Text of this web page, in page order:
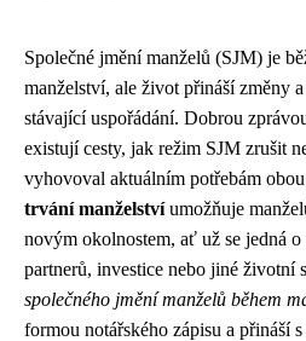
Společné jmění manželů (SJM) je
manželství, ale život přináší změny
stávající uspořádání. Dobrou
existují cesty, jak režim SJM zrušit
vyhovoval aktuálním potřebám
trvání manželstvíumožňuje
novým okolnostem, ať už se jedná
partnerů, investice nebo jiné životní
společného jmění manželů během
formou notářského zápisu a přináší